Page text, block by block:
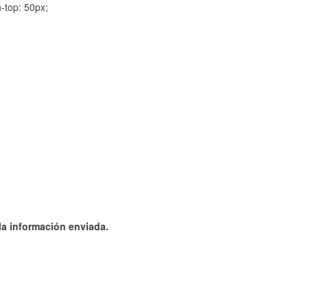
top: 50px;
información enviada.